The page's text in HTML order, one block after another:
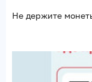
Не держите